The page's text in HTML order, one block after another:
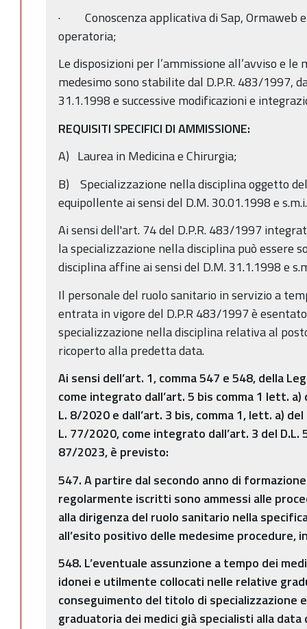
· Conoscenza applicativa di Sap, Ormaweb
operatoria;
Le disposizioni per l’ammissione all’avviso e
medesimo sono stabilite dal D.P.R. 483/1997,
31.1.1998 e successive modificazioni e
REQUISITI SPECIFICI DI AMMISSIONE:
A) Laurea in Medicina e Chirurgia;
B) Specializzazione nella disciplina oggetto
equipollente ai sensi del D.M. 30.01.1998 e
Ai sensi dell'art. 74 del D.P.R. 483/1997
la specializzazione nella disciplina può essere
disciplina affine ai sensi del D.M. 31.1.1998 e
Il personale del ruolo sanitario in servizio a
entrata in vigore del D.P.R 483/1997 è
specializzazione nella disciplina relativa al
ricoperto alla predetta data.
Ai sensi dell’art. 1, comma 547 e 548, della
come integrato dall’art. 5 bis comma 1 lett.
L. 8/2020 e dall’art. 3 bis, comma 1, lett. a)
L. 77/2020, come integrato dall’art. 3 del
87/2023, è previsto:
547. A partire dal secondo anno di
regolarmente iscritti sono ammessi alle
alla dirigenza del ruolo sanitario nella
all’esito positivo delle medesime procedure,
548. L’eventuale assunzione a tempo dei
idonei e utilmente collocati nelle relative
conseguimento del titolo di specializzazione
graduatoria dei medici già specialisti alla data